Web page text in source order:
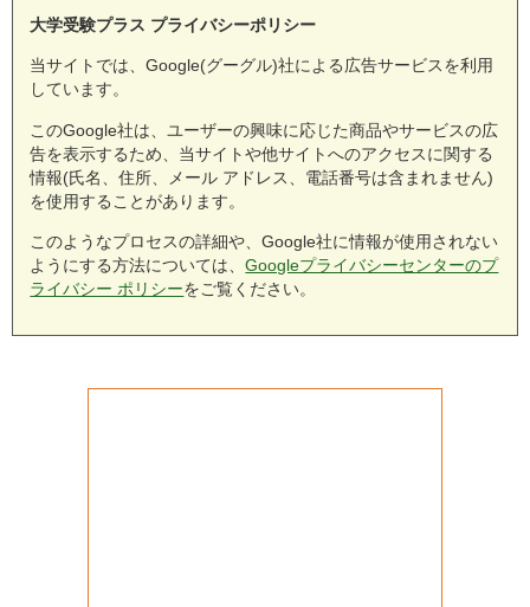
大学受験プラス プライバシーポリシー
当サイトでは、Google(グーグル)社による広告サービスを利用
しています。
このGoogle社は、ユーザーの興味に応じた商品やサービスの広
告を表示するため、当サイトや他サイトへのアクセスに関する
情報(氏名、住所、メール アドレス、電話番号は含まれません)
を使用することがあります。
このようなプロセスの詳細や、Google社に情報が使用されない
ようにする方法については、Googleプライバシーセンターのプ
ライバシー ポリシーをご覧ください。